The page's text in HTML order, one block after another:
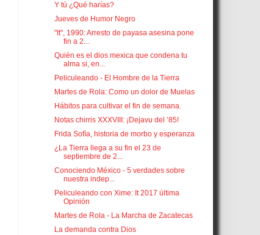
Y tú ¿Qué harías?
Jueves de Humor Negro
"It", 1990: Arresto de payasa asesina pone
fin a 2...
Quién es el dios mexica que condena tu
alma si, en...
Peliculeando - El Hombre de la Tierra
Martes de Rola: Como un dolor de Muelas
Hábitos para cultivar el fin de semana.
Notas chirris XXXVIII: ¡Dejavu del ’85!
Frida Sofía, historia de morbo y esperanza
¿La Tierra llega a su fin el 23 de
septiembre de 2...
Conociendo México - 5 verdades sobre
nuestra indep...
Peliculeando con Xime: It 2017 última
Opinión
Martes de Rola - La Marcha de Zacatecas
La demanda contra Dios